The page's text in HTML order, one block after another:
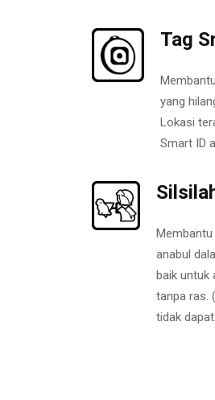
Tag
yang
Lokasi
Smart ID
anabul
baik untuk
tanpa ras.
tidak